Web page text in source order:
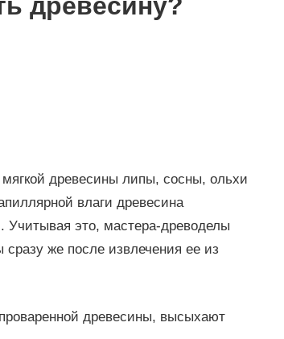
древесины липы, сосны, ольхи
влаги древесина
Учитывая это, мастера-древоделы
же после извлечения ее из
древесины, высыхают